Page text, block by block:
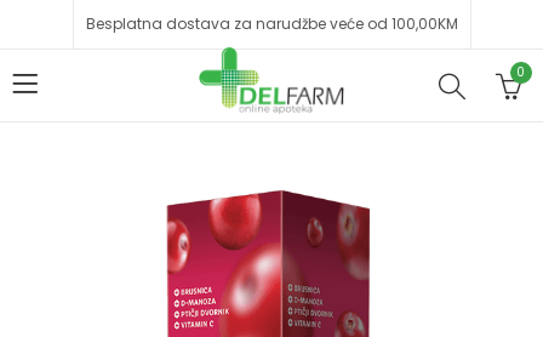
Besplatna dostava za narudžbe veće od 100,00KM
0